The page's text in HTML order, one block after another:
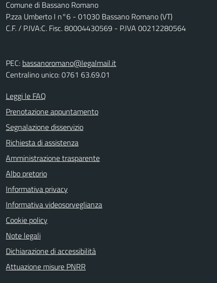
Comune di Bassano Romano
P.zza Umberto I n°6 - 01030 Bassano Romano (VT)
C.F. / P.IVA:C. Fisc. 80004430569 - P.IVA 00212280564
PEC: bassanoromano@legalmail.it
Centralino unico: 0761 63.69.01
Leggi le FAQ
Prenotazione appuntamento
Segnalazione disservizio
Richiesta di assistenza
Amministrazione trasparente
Albo pretorio
Informativa privacy
Informativa videosorveglianza
Cookie policy
Note legali
Dichiarazione di accessibilità
Attuazione misure PNRR